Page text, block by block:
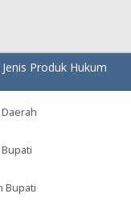
Jenis Produk Hukum
Bupati